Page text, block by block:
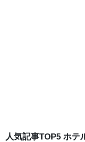
人気記事TOP5 ホテ